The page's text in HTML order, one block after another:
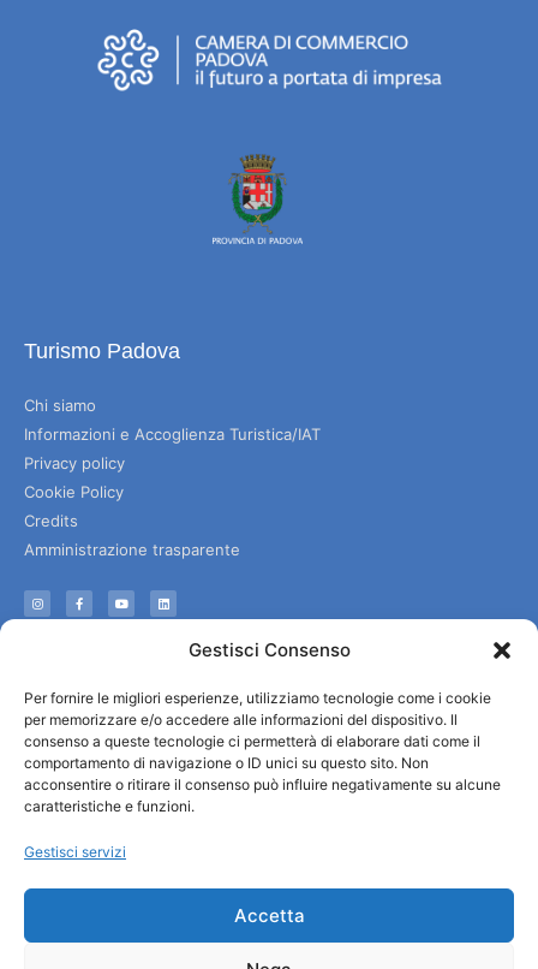
Gestisci Consenso
Per fornire le migliori esperienze, utilizziamo tecnologie come i cookie
per memorizzare e/o accedere alle informazioni del dispositivo. Il
consenso a queste tecnologie ci permetterà di elaborare dati come il
comportamento di navigazione o ID unici su questo sito. Non
acconsentire o ritirare il consenso può influire negativamente su alcune
caratteristiche e funzioni.
Gestisci servizi
Accetta
Turismo Padova
Chi siamo
Informazioni e Accoglienza Turistica/IAT
Privacy policy
Cookie Policy
Credits
Amministrazione trasparente
Servizi utili
Download brochures